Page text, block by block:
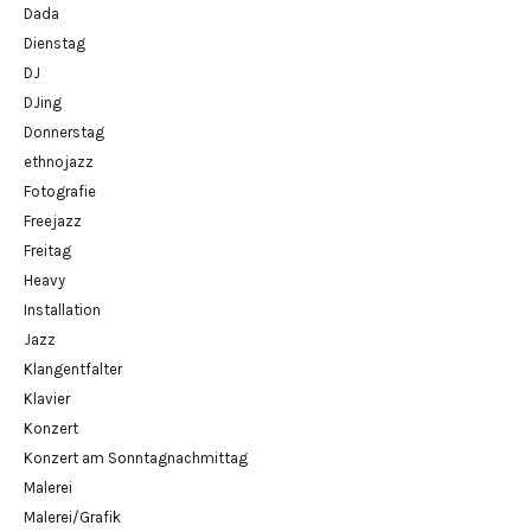
Dada
Dienstag
DJ
DJing
Donnerstag
ethnojazz
Fotografie
Freejazz
Freitag
Heavy
Installation
Jazz
Klangentfalter
Klavier
Konzert
Konzert am Sonntagnachmittag
Malerei
Malerei/Grafik